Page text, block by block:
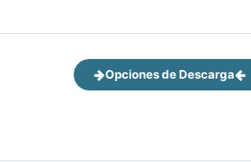
Opciones de Descarga